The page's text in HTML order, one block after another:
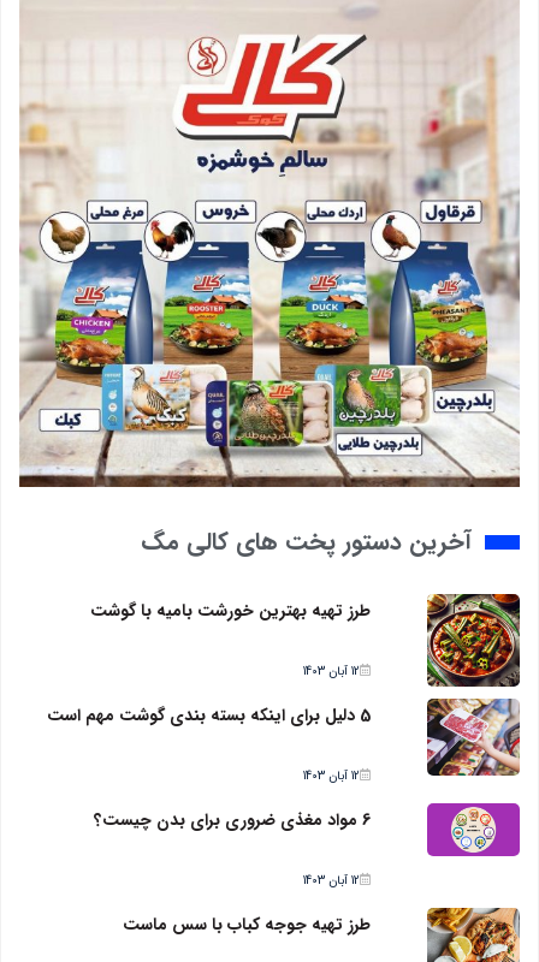
آخرین دستور پخت های کالی مگ
طرز تهیه بهترین خورشت بامیه با گوشت
12 آبان 1403
5 دلیل برای اینکه بسته بندی گوشت مهم است
12 آبان 1403
6 مواد مغذی ضروری برای بدن چیست؟
12 آبان 1403
طرز تهیه جوجه کباب با سس ماست